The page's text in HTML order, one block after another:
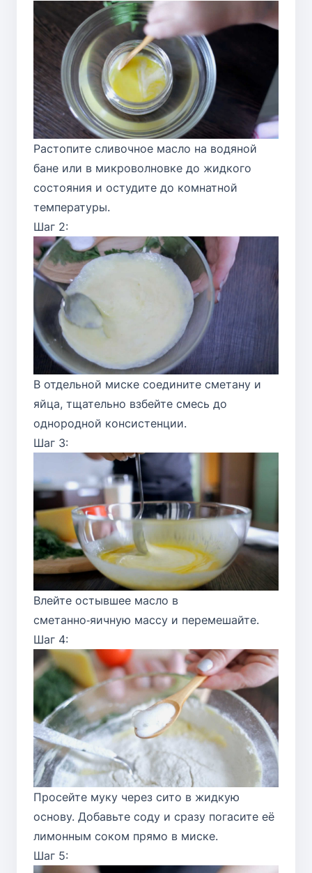
Растопите сливочное масло на водяной
бане или в микроволновке до жидкого
состояния и остудите до комнатной
температуры.
Шаг 2:
В отдельной миске соедините сметану и
яйца, тщательно взбейте смесь до
однородной консистенции.
Шаг 3:
Влейте остывшее масло в
сметанно‑яичную массу и перемешайте.
Шаг 4:
Просейте муку через сито в жидкую
основу. Добавьте соду и сразу погасите её
лимонным соком прямо в миске.
Шаг 5: